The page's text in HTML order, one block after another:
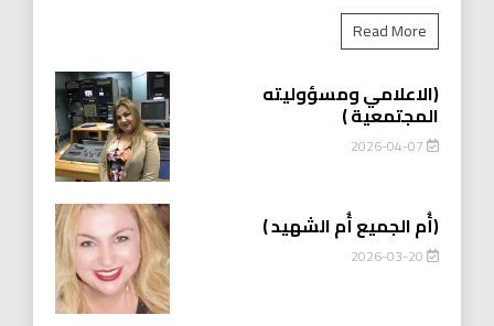
Read More
(الاعلامي ومسؤوليته
المجتمعية )
2026-04-07
(أُم الجميع أُم الشهيد )
2026-03-20